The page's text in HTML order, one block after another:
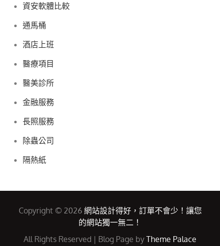
資安軟體比較
通馬桶
酒店上班
醫療項目
醫美診所
金融服務
長照服務
除蟲公司
隔熱紙
Copyright © 2026 網站設計得好，訂單不會少！讓您
的網站獨一無二！
All Rights Reserved | Blog Page by Theme Palace